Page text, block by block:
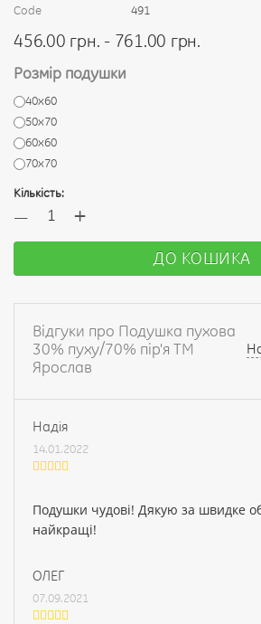
Code
491
456.00 грн. - 761.00 грн.
Розмір подушки
40х60
50x70
60x60
70x70
Кількість:
— +
ДО КОШИКА
Відгуки про Подушка пухова
30% пуху/70% пір'я ТМ
Ярослав
Надія
14.01.2022
Подушки чудові! Дякую за швидке
найкращі!
ОЛЕГ
07.09.2021